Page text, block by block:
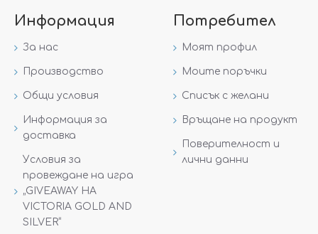
Информация
За нас
Производство
Общи условия
Информация за
доставка
Условия за
провеждане на игра
„GIVEAWAY НА
VICTORIA GOLD AND
SILVER“
Потребител
Моят профил
Моите поръчки
Списък с желани
Връщане на продукт
Поверителност и
лични данни